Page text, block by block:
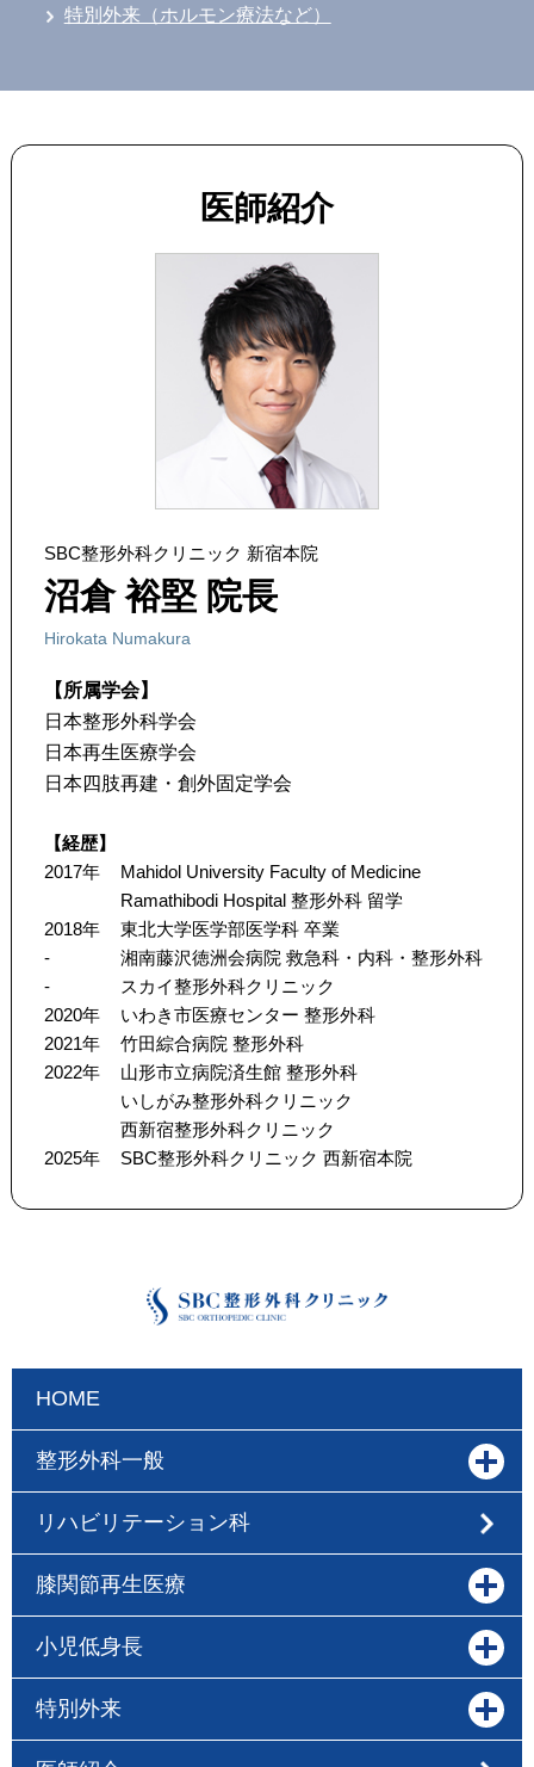
特別外来（ホルモン療法など）
医師紹介
SBC整形外科クリニック 新宿本院
沼倉 裕堅 院長
Hirokata Numakura
【所属学会】
日本整形外科学会
日本再生医療学会
日本四肢再建・創外固定学会
【経歴】
2017年
Mahidol University Faculty of Medicine
Ramathibodi Hospital 整形外科 留学
2018年
東北大学医学部医学科 卒業
-
湘南藤沢徳洲会病院 救急科・内科・整形外科
-
スカイ整形外科クリニック
2020年
いわき市医療センター 整形外科
2021年
竹田綜合病院 整形外科
2022年
山形市立病院済生館 整形外科
いしがみ整形外科クリニック
西新宿整形外科クリニック
2025年
SBC整形外科クリニック 西新宿本院
HOME
整形外科一般
リハビリテーション科
膝関節再生医療
小児低身長
特別外来